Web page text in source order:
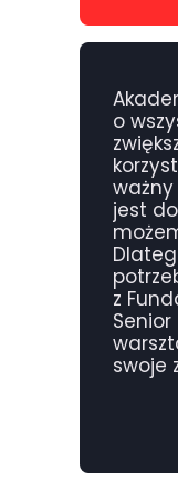
o
ważny
jest
z
Senior
swoje